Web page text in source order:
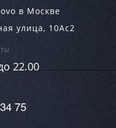
в Москве
улица, 10Ас2
22.00
75